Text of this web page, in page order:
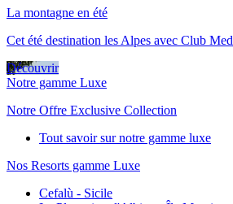
La montagne en été
Cet été destination les Alpes avec Club Med
Découvrir
Notre gamme Luxe
Notre Offre Exclusive Collection
Tout savoir sur notre gamme luxe
Nos Resorts gamme Luxe
Cefalù - Sicile